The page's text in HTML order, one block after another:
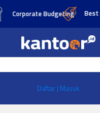
Corporate Budgeting Best
Daftar | Masuk